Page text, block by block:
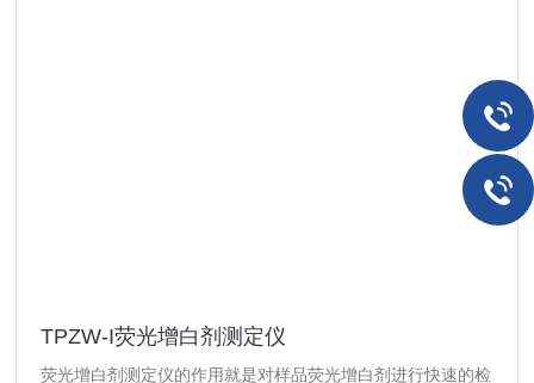
TPZW-I荧光增白剂测定仪
荧光增白剂测定仪的作用就是对样品荧光增白剂进行快速的检